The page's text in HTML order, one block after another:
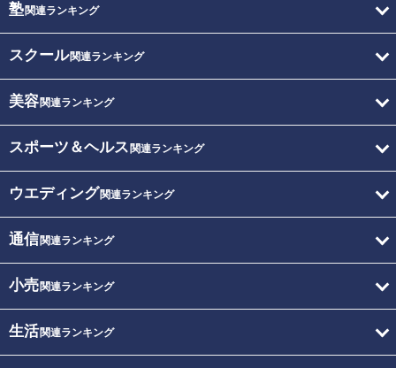
塾関連ランキング
スクール関連ランキング
美容関連ランキング
スポーツ＆ヘルス 関連ランキング
ウエディング関連ランキング
通信関連ランキング
小売関連ランキング
生活関連ランキング